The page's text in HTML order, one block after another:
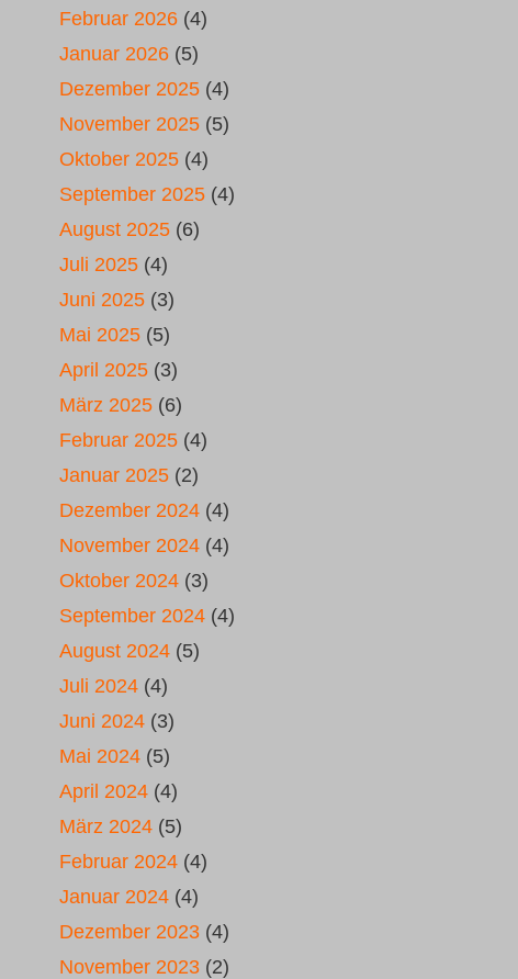
Februar 2026 (4)
Januar 2026 (5)
Dezember 2025 (4)
November 2025 (5)
Oktober 2025 (4)
September 2025 (4)
August 2025 (6)
Juli 2025 (4)
Juni 2025 (3)
Mai 2025 (5)
April 2025 (3)
März 2025 (6)
Februar 2025 (4)
Januar 2025 (2)
Dezember 2024 (4)
November 2024 (4)
Oktober 2024 (3)
September 2024 (4)
August 2024 (5)
Juli 2024 (4)
Juni 2024 (3)
Mai 2024 (5)
April 2024 (4)
März 2024 (5)
Februar 2024 (4)
Januar 2024 (4)
Dezember 2023 (4)
November 2023 (2)